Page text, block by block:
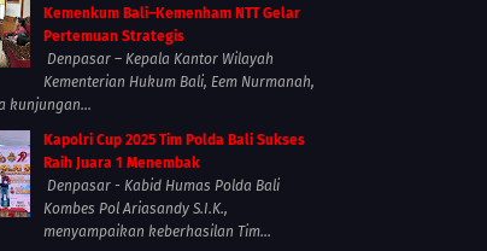
Kemenkum Bali–Kemenham NTT Gelar
Pertemuan Strategis
Denpasar – Kepala Kantor Wilayah
Kementerian Hukum Bali, Eem Nurmanah,
kunjungan...
Kapolri Cup 2025 Tim Polda Bali Sukses
Raih Juara 1 Menembak
Denpasar - Kabid Humas Polda Bali
Kombes Pol Ariasandy S.I.K.,
menyampaikan keberhasilan Tim...